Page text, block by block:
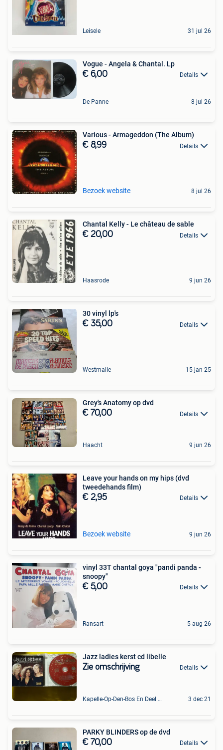
Leisele 31 jul 26
Vogue - Angela & Chantal. Lp
€ 6,00 Details
De Panne 8 jul 26
Various - Armageddon (The Album)
€ 8,99 Details
Bezoek website 8 jul 26
Chantal Kelly - Le château de sable
€ 20,00 Details
Haasrode 9 jun 26
30 vinyl lp's
€ 35,00 Details
Westmalle 15 jan 25
Grey's Anatomy op dvd
€ 70,00 Details
Haacht 9 jun 26
Leave your hands on my hips (dvd
tweedehands film)
€ 2,95 Details
Bezoek website 9 jun 26
vinyl 33T chantal goya "pandi panda -
snoopy"
€ 5,00 Details
Ransart 5 aug 26
Jazz ladies kerst cd libelle
Zie omschrijving Details
Kapelle-Op-Den-Bos En Deel Van Zemst 3 dec 21
PARKY BLINDERS op de dvd
€ 70,00 Details